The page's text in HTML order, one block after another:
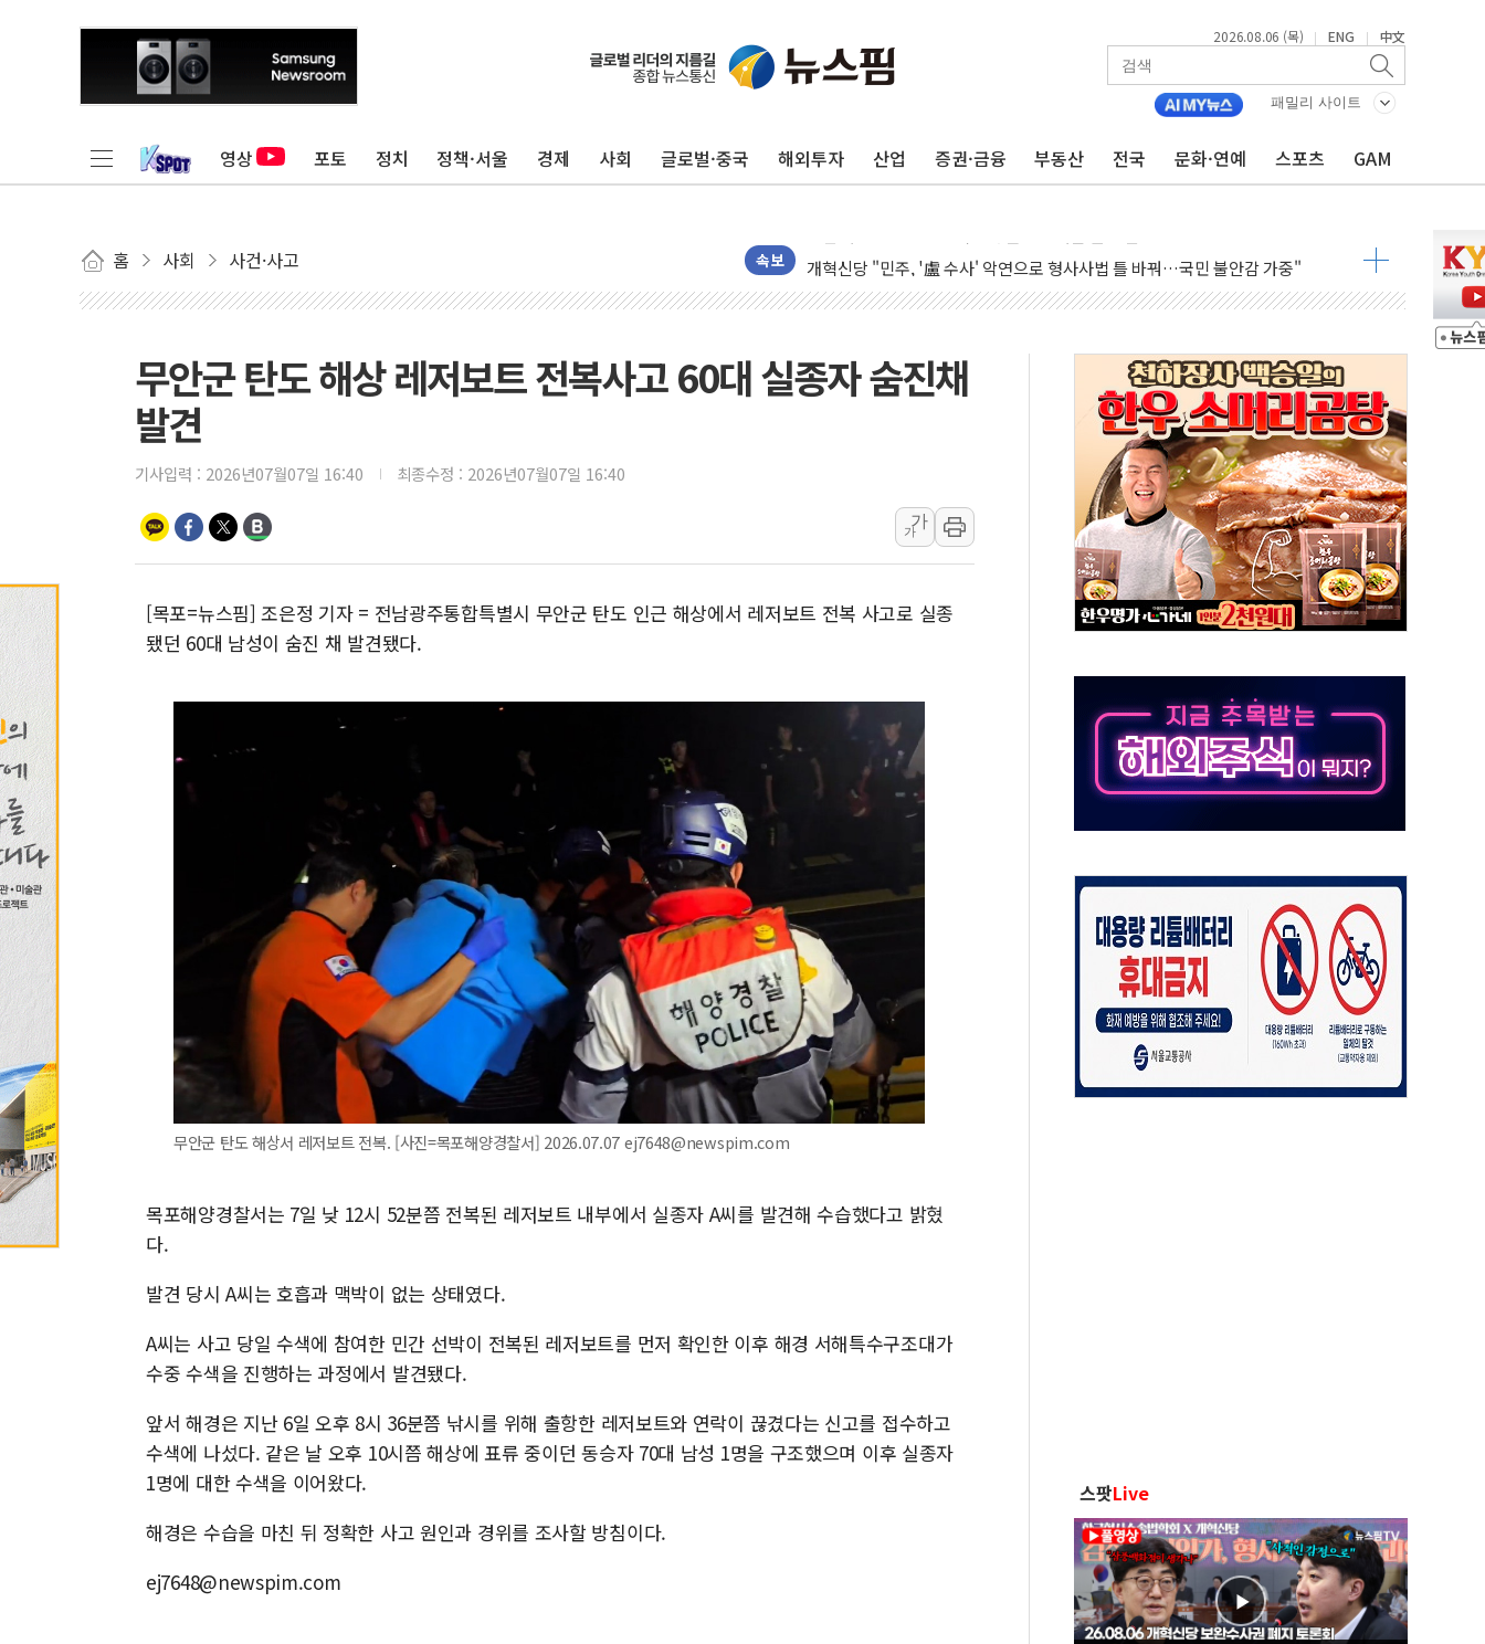
2026.08.06 (목) | ENG | 中文
패밀리 사이트
영상 포토 정치 정책·서울 경제 사회 글로벌·중국 해외투자 산업 증권·금융 부동산 전국 문화·연예 스포츠 GAM
홈 사회 사건·사고 속보
[내일날씨] 절기상 '입추'에 폭염 절정…서울 한낮 39도
개혁신당 "민주, '盧 수사' 악연으로 형사사법 틀 바꿔…국민 불안감 가중"
CJ온스타일, 2분기 영업익 260억원…전년 比 21.2%↑
[속보] 북, 동해상으로 미상 발사체 발사
한국투자증권, 국내 최초 상반기 영업이익 2조 돌파
[IPO] 니어스랩 "피지컬 AI 자율비행 기술로 글로벌 방산 시장 공략"
李대통령 "청소년 SNS 제한, 형평성·여론 고려해야…충분한 사회적 논의 주문"
초등학교 앞서 '쾅'…대전 중구서 시내버스 등 3중 추돌·1명 부상
중소기업계 "세제개편안 기본방향 공감...현장 목소리 반영되길"
"전월세 대책 없고 집값만 오른다"…서울시 부동산 토론회서 쏟아진 우려
배틀그라운드 모바일 월드컵 파리서 개막
국민통합위 "청년엔 기회를, 중고령층엔 안정을"…세대상생 일자리 특위 출범
레드캡투어, 2분기 영업익 16% 증가…역대 2분기 최대 실적
HD건설기계, 재생에너지 사용률 40%로 높인다…2040 RE100 속도
아파트에 코브라가…검찰, 멸종위기종 밀수 조직 적발
무안군 탄도 해상 레저보트 전복사고 60대 실종자 숨진채
발견
기사입력 : 2026년07월07일 16:40 최종수정 : 2026년07월07일 16:40
가
가
[목포=뉴스핌] 조은정 기자 = 전남광주통합특별시 무안군 탄도 인근 해상에서 레저보트 전복 사고로 실종
됐던 60대 남성이 숨진 채 발견됐다.
무안군 탄도 해상서 레저보트 전복. [사진=목포해양경찰서] 2026.07.07 ej7648@newspim.com
목포해양경찰서는 7일 낮 12시 52분쯤 전복된 레저보트 내부에서 실종자 A씨를 발견해 수습했다고 밝혔
다.
발견 당시 A씨는 호흡과 맥박이 없는 상태였다.
A씨는 사고 당일 수색에 참여한 민간 선박이 전복된 레저보트를 먼저 확인한 이후 해경 서해특수구조대가
수중 수색을 진행하는 과정에서 발견됐다.
앞서 해경은 지난 6일 오후 8시 36분쯤 낚시를 위해 출항한 레저보트와 연락이 끊겼다는 신고를 접수하고
수색에 나섰다. 같은 날 오후 10시쯤 해상에 표류 중이던 동승자 70대 남성 1명을 구조했으며 이후 실종자
1명에 대한 수색을 이어왔다.
해경은 수습을 마친 뒤 정확한 사고 원인과 경위를 조사할 방침이다.
ej7648@newspim.com
스팟Live